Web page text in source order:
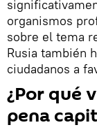
organismos
sobre el tema
Rusia también
ciudadanos a
¿Por qué
pena